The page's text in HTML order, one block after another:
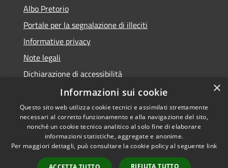
Albo Pretorio
Portale per la segnalazione di illeciti
Informative privacy
Note legali
Dichiarazione di accessibilità
Segnalazioni di inaccessibilità
RSS
Accessibilità
Copyright © 2026 • Comune di
×
Informazioni sui cookie
Questo sito web utilizza cookie tecnici e assimilati strettamente
necessari al corretto funzionamento e alla navigazione del sito,
nonché un cookie tecnico analitico al solo fine di elaborare
informazioni statistiche, aggregate e anonime.
Per maggiori dettagli, può consultare la cookie policy al seguente link
RIFIUTA TUTTO